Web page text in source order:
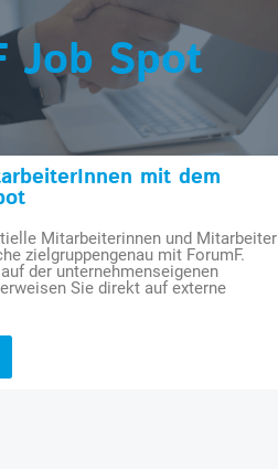
Job Spot
mit dem
Mitarbeiterinnen und Mitarbeiter
zielgruppengenau mit ForumF.
der unternehmenseigenen
Sie direkt auf externe